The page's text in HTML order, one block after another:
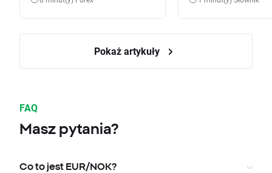
Pokaż artykuły
FAQ
Masz pytania?
Co to jest EUR/NOK?